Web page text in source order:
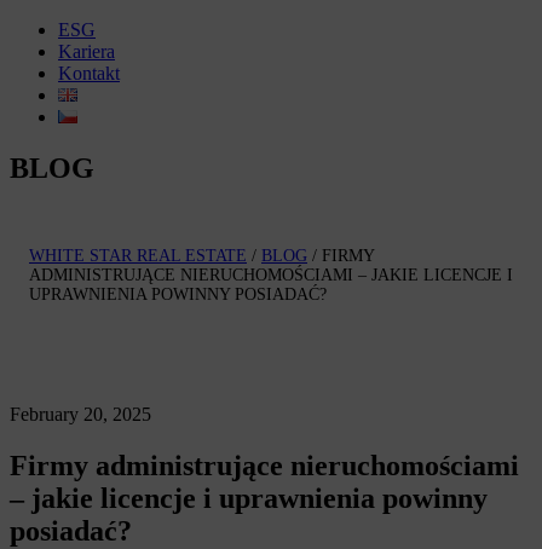
ESG
Kariera
Kontakt
BLOG
WHITE STAR REAL ESTATE / BLOG / FIRMY
ADMINISTRUJĄCE NIERUCHOMOŚCIAMI – JAKIE LICENCJE I
UPRAWNIENIA POWINNY POSIADAĆ?
February 20, 2025
Firmy administrujące nieruchomościami
– jakie licencje i uprawnienia powinny
posiadać?